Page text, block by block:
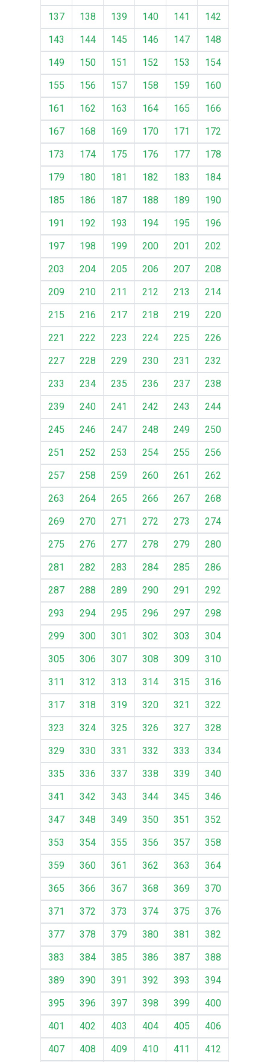
137
138 139 140 141
142
143
144 145 146 147
148
149
150 151 152 153
154
155
156 157 158 159
160
161
162 163 164 165
166
167
168 169 170 171
172
173
174 175 176 177
178
179
180 181 182 183
184
185
186 187 188 189
190
191
192 193 194 195
196
197
198 199 200 201
202
203
204 205 206 207
208
209
210 211 212 213
214
215
216 217 218 219
220
221
222 223 224 225
226
227
228 229 230 231
232
233
234 235 236 237
238
239
240 241 242 243
244
245
246 247 248 249
250
251
252 253 254 255
256
257
258 259 260 261
262
263
264 265 266 267
268
269
270 271 272 273
274
275
276 277 278 279
280
281
282 283 284 285
286
287
288 289 290 291
292
293
294 295 296 297
298
299
300 301 302 303
304
305
306 307 308 309
310
311
312 313 314 315
316
317
318 319 320 321
322
323
324 325 326 327
328
329
330 331 332 333
334
335
336 337 338 339
340
341
342 343 344 345
346
347
348 349 350 351
352
353
354 355 356 357
358
359
360 361 362 363
364
365
366 367 368 369
370
371
372 373 374 375
376
377
378 379 380 381
382
383
384 385 386 387
388
389
390 391 392 393
394
395
396 397 398 399
400
401
402 403 404 405
406
407
408 409 410 411 412